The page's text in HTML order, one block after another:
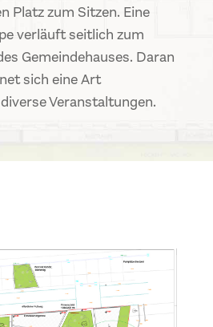
Platz zum Sitzen. Eine
verläuft seitlich zum
Gemeindehauses. Daran
sich eine Art
Veranstaltungen.